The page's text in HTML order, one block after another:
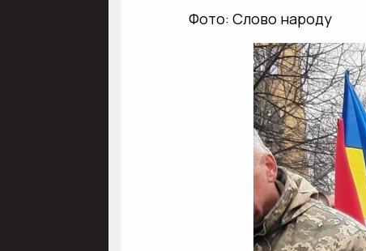
Фото: Слово народу